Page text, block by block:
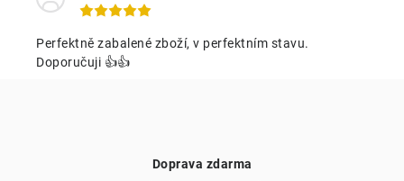
Perfektně zabalené zboží, v perfektním stavu.
Doporučuji 👍👍
Doprava zdarma